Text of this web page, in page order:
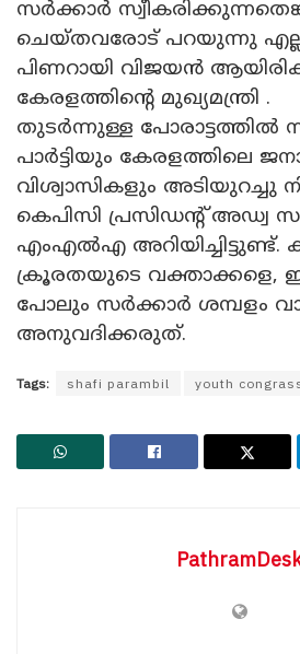
സര്‍ക്കാര്‍
ചെയ്തവരോട് പറയുന്നു
പിണറായി വിജയന്‍
കേരളത്തിന്റെ മുഖ്യമന്ത്രി .
തുടര്‍ന്നുള്ള പോരാട്ടത്തില്‍
പാര്‍ട്ടിയും കേരളത്തിലെ
വിശ്വാസികളും അടിയുറച്ചു
കെപിസി പ്രസിഡന്റ് അഡ്വ
എംഎല്‍എ അറിയിച്ചിട്ടുണ്ട്.
ക്രൂരതയുടെ വക്താക്കളെ,
പോലും സര്‍ക്കാര്‍ ശമ്പളം
അനുവദിക്കരുത്.
Tags: shafi parambil youth